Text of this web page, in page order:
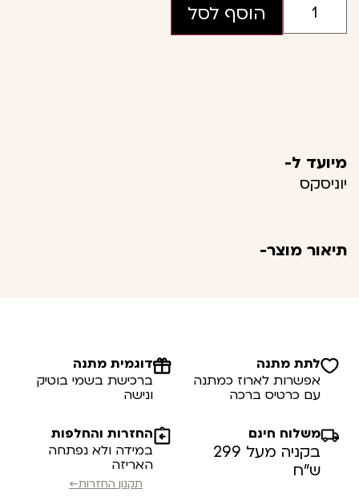
הוסף לסל
מיועד ל-
יוניסקס
תיאור מוצר-
לתת מתנה
אפשרות לארוז כמתנה
עם כרטיס ברכה
דוגמית מתנה
ברכישת בשמי בוטיק
ונישה
משלוח חינם
בקניה מעל 299
ש”ח
החזרות והחלפות
במידה ולא נפתחה
האריזה
תקנון החזרות←